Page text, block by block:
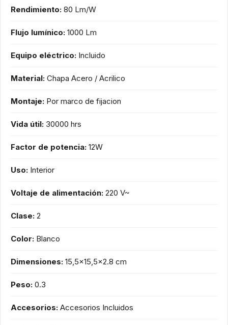
Rendimiento: 80 Lm/W
Flujo lumínico: 1000 Lm
Equipo eléctrico: Incluido
Material: Chapa Acero / Acrilico
Montaje: Por marco de fijacion
Vida útil: 30000 hrs
Factor de potencia: 12W
Uso: Interior
Voltaje de alimentación: 220 V~
Clase: 2
Color: Blanco
Dimensiones: 15,5x15,5x2.8 cm
Peso: 0.3
Accesorios: Accesorios Incluidos